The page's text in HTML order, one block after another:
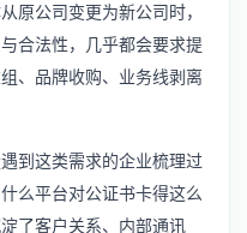
原公司变更为新公司时，
合法性，几乎都会要求提
、品牌收购、业务线剥离
到这类需求的企业梳理过
么平台对公证书卡得这么
了客户关系、内部通讯